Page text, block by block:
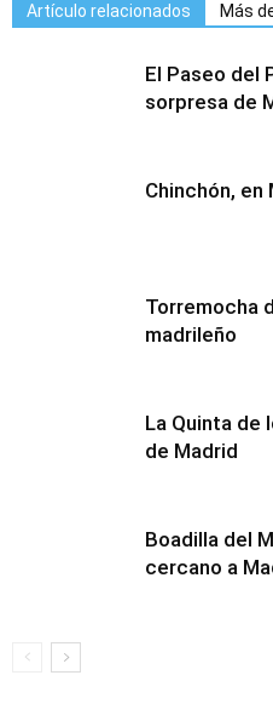
Artículo relacionados Más
El Paseo del
sorpresa de
Chinchón, en
Torremocha
madrileño
La Quinta de
de Madrid
Boadilla del
cercano a